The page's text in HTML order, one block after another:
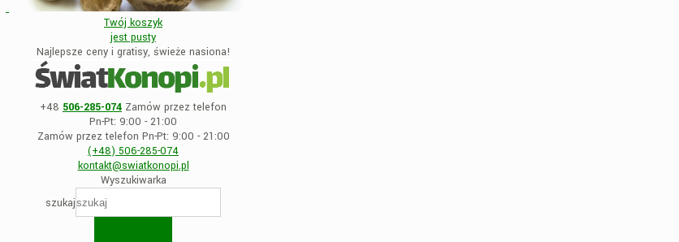
Twój koszyk
jest pusty
Najlepsze ceny i gratisy, świeże nasiona!
+48 506-285-074 Zamów przez telefon
Pn-Pt: 9:00 - 21:00
Zamów przez telefon Pn-Pt: 9:00 - 21:00
(+48) 506-285-074
kontakt@swiatkonopi.pl
Wyszukiwarka
szukaj